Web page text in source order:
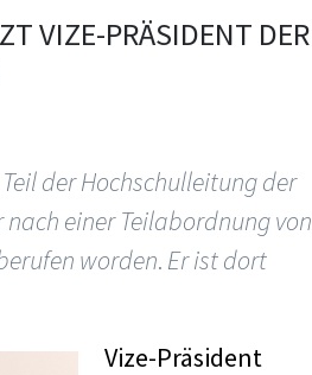
VIZE-PRÄSIDENT DER
der Hochschulleitung der
nach einer Teilabordnung von
worden. Er ist dort
Vize-Präsident